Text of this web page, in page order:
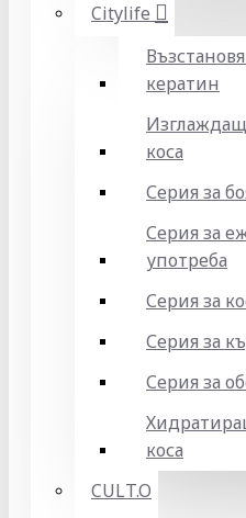
Citylife
кератин
коса
Серия за
Серия за
употреба
Серия за
Серия за
Серия за
коса
CULT.O